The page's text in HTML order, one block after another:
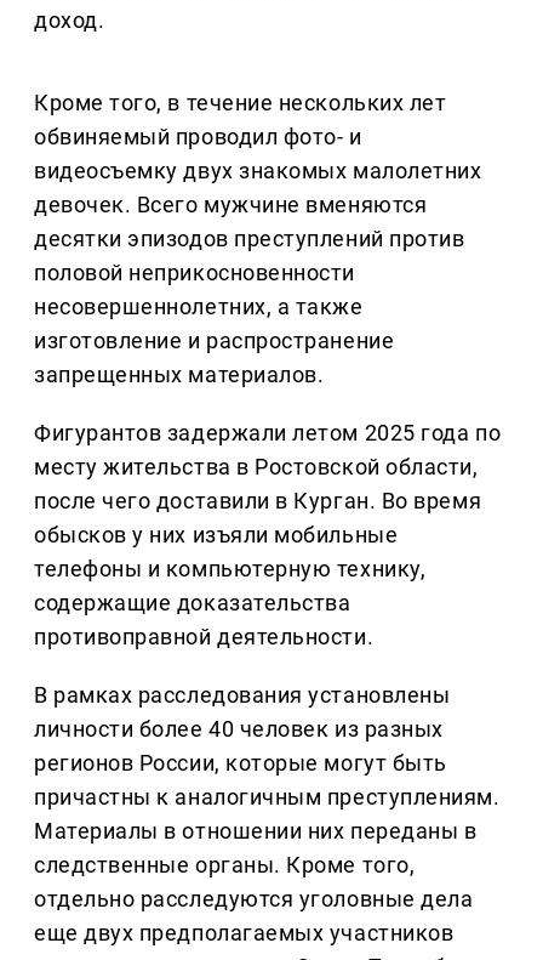
доход.
Кроме того, в течение нескольких лет
обвиняемый проводил фото- и
видеосъемку двух знакомых малолетних
девочек. Всего мужчине вменяются
десятки эпизодов преступлений против
половой неприкосновенности
несовершеннолетних, а также
изготовление и распространение
запрещенных материалов.
Фигурантов задержали летом 2025 года по
месту жительства в Ростовской области,
после чего доставили в Курган. Во время
обысков у них изъяли мобильные
телефоны и компьютерную технику,
содержащие доказательства
противоправной деятельности.
В рамках расследования установлены
личности более 40 человек из разных
регионов России, которые могут быть
причастны к аналогичным преступлениям.
Материалы в отношении них переданы в
следственные органы. Кроме того,
отдельно расследуются уголовные дела
еще двух предполагаемых участников